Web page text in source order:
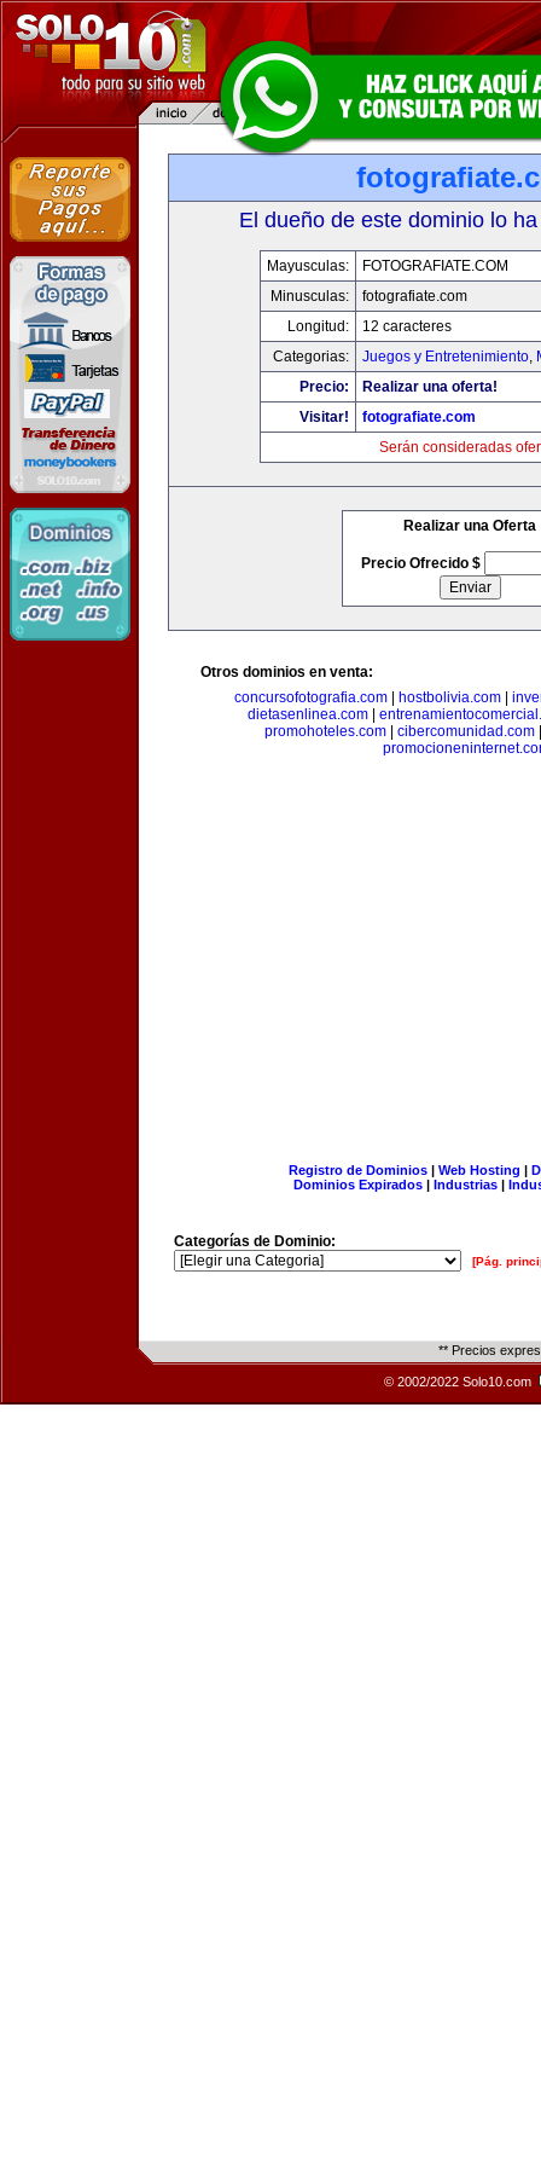
El dueño de este dominio lo
Mayusculas:
FOTOGRAFIATE.COM
Minusculas:
fotografiate.com
Longitud:
12 caracteres
Categorias:
Juegos y Entretenimiento,
Precio:
Realizar una oferta!
Visitar!
fotografiate.com
Serán consideradas
Realizar una Oferta
Precio Ofrecido $
Otros dominios en venta:
concursofotografia.com| hostbolivia.com|
dietasenlinea.com|
promohoteles.com
cibercomunidad.com
Registro de Dominios| Web Hosting |
Dominios Expirados | Industrias |
Categorías de Dominio:
[Pág.
** Precios
© 2002/2022 Solo10.com